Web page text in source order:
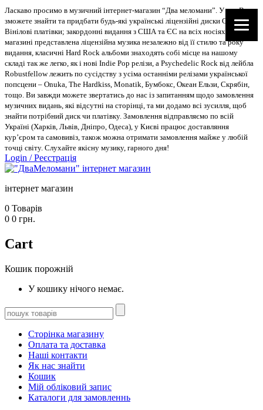
Ласкаво просимо в музичний інтернет-магазин “Два меломани”. У нас Ви
зможете знайти та придбати будь-які українські ліцензійні диски CD, DVD,
Вінілові платівки; закордонні видання з США та ЄС на всіх носіях. В
магазині представлена ліцензійна музика незалежно від її стилю та року
видання, класичні Hard Rock альбоми знаходять собі місце на нашому
складі так же легко, як і нові Indie Pop релізи, а Psychedelic Rock від лейбла
Robustfellow лежить по сусідству з усіма останніми релізами української
попсцени – Onuka, The Hardkiss, Monatik, Бумбокс, Океан Ельзи, Скрябін,
тощо. Ви завжди можете звертатись до нас із запитанням щодо замовлення
музичних видань, які відсутні на сторінці, та ми додамо всі зусилля, щоб
знайти потрібний диск чи платівку. Замовлення відправляємо по всій
Україні (Харків, Львів, Дніпро, Одеса), у Києві працює доставляння
кур’єром та самовивіз, також можна отримати замовлення майже у любій
точці світу. Слухайте якісну музику, гарного дня!
Login /Реєстрація
інтернет магазин
0 Товарів
0 0 грн.
Cart
Кошик порожній
У кошику нічого немає.
Сторінка магазину
Оплата та доставка
Наші контакти
Як нас знайти
Кошик
Мій обліковий запис
Каталоги для замовленнь